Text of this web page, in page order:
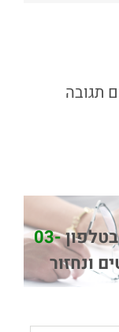
תגובה
03-
ונחזור